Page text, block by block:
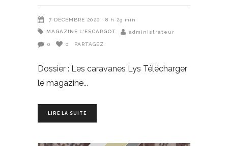
7 DÉCEMBRE 2020 8 h 29 min
MAGAZINE L'ESCARGOT administrateur
0 0 PARTAGEZ
Dossier : Les caravanes Lys Télécharger
le magazine
LIRE LA SUITE